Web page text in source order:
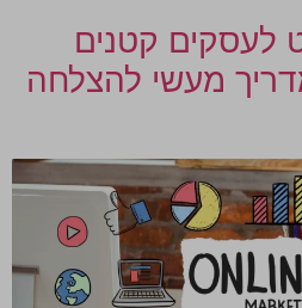
לעסקים קטנים
2025 – מדריך מעשי להצלחה